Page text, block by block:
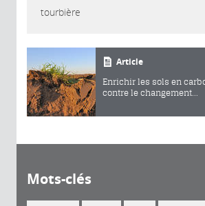
tourbière
Article
Enrichir les sols en
contre le changement...
Mots-clés